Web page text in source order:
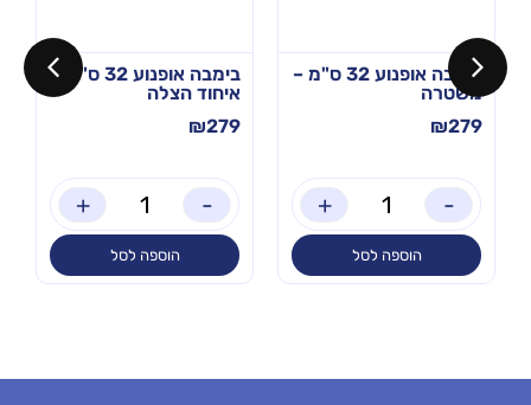
בימבה אופנוע 32 ס"מ –
משטרה
₪279
-
+
הוספה לסל
בימבה אופנוע 32 ס"מ –
איחוד הצלה
₪279
-
+
הוספה לסל